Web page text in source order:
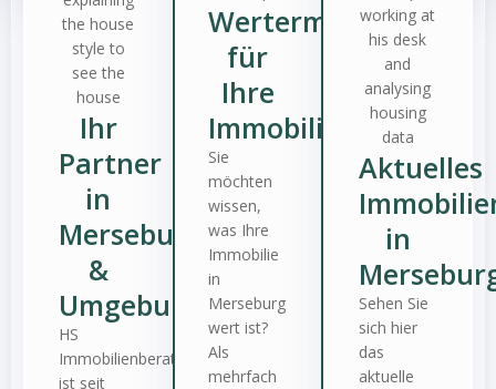
Ihr
Partner
in
Merseburg
&
Umgebung
HS
Immobilienberatung
ist seit
Wertermittlung
für
Ihre
Immobilie
Sie
möchten
wissen,
was Ihre
Immobilie
in
Merseburg
wert ist?
Als
mehrfach
Aktuelles
in
Sehen Sie
sich hier
das
aktuelle